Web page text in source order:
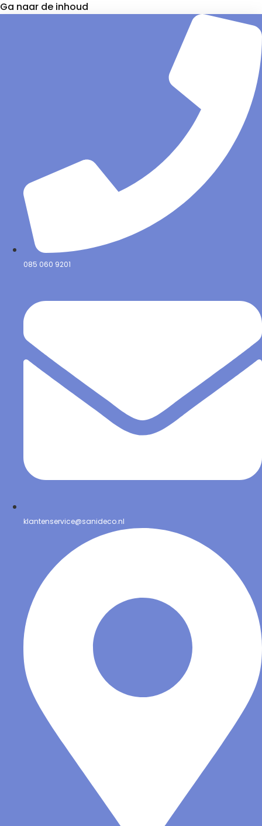
Ga naar de inhoud
085 060 9201
klantenservice@sanideco.nl